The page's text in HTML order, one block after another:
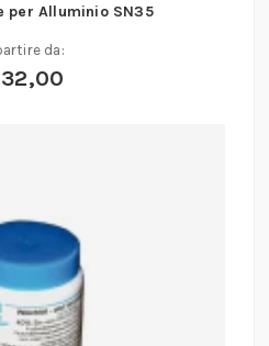
per Alluminio SN35
da:
32,00